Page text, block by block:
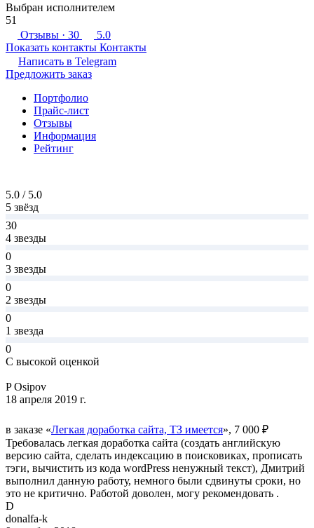
Выбран исполнителем
51
Отзывы · 30
5.0
Показать контакты Контакты
Написать в Telegram
Предложить заказ
Портфолио
Прайс-лист
Отзывы
Информация
Рейтинг
5.0 / 5.0
5 звёзд
30
4 звезды
0
3 звезды
0
2 звезды
0
1 звезда
0
С высокой оценкой
P Osipov
18 апреля 2019 г.
в заказе «Легкая доработка сайта, ТЗ имеется», 7 000 ₽
Требовалась легкая доработка сайта (создать английскую
версию сайта, сделать индексацию в поисковиках, прописать
тэги, вычистить из кода wordPress ненужный текст), Дмитрий
выполнил данную работу, немного были сдвинуты сроки, но
это не критично. Работой доволен, могу рекомендовать .
D
donalfa-k